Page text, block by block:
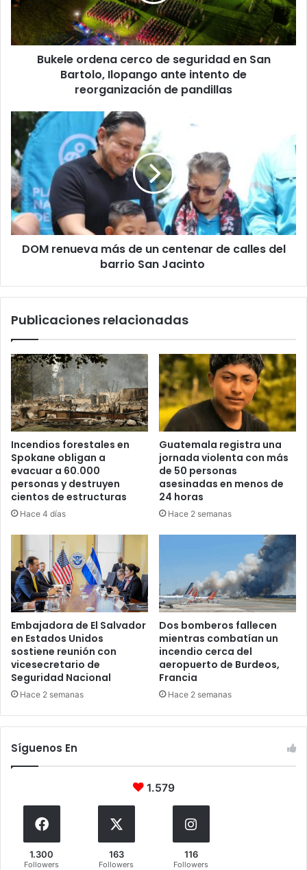
Bartolo,
Ilopango
de
pandillas
Bukele ordena cerco de seguridad en San
Bartolo, Ilopango ante intento de
reorganización de pandillas
DOM
renueva
más
de
un
centenar
de
calles
del
barrio
DOM renueva más de un centenar de calles del
barrio San Jacinto
Publicaciones relacionadas
Incendios forestales en
Spokane obligan a
evacuar a 60.000
personas y destruyen
cientos de estructuras
Hace 4 días
Guatemala registra una
jornada violenta con más
de 50 personas
asesinadas en menos de
24 horas
Hace 2 semanas
Embajadora de El Salvador
en Estados Unidos
sostiene reunión con
vicesecretario de
Seguridad Nacional
Hace 2 semanas
Dos bomberos fallecen
mientras combatían un
incendio cerca del
aeropuerto de Burdeos,
Francia
Hace 2 semanas
Síguenos En
1.579
1.300
Followers
163
Followers
116
Followers